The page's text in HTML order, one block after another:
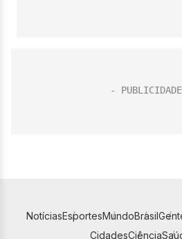
NotíciasEsportesMundoBrasil
CidadesCiência